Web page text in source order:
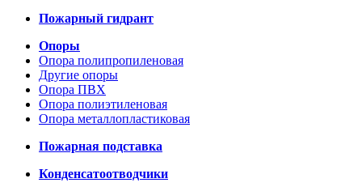
Пожарный гидрант
Опоры
Опора полипропиленовая
Другие опоры
Опора ПВХ
Опора полиэтиленовая
Опора металлопластиковая
Пожарная подставка
Конденсатоотводчики